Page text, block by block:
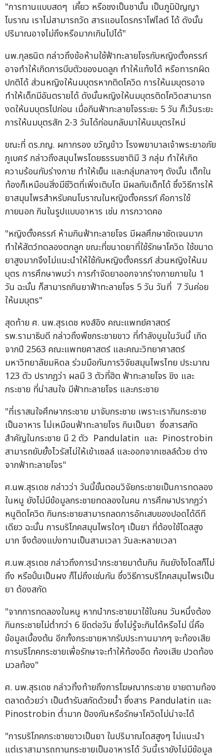
"การทานแบบสดๆ เคี้ยว หรือชงเป็นชานั้น เป็นภูมิปัญญา
โบราณ เราไม่สามารถวัด สารแอนโดรกราโฟไลด์ ได้ ดังนั้น
ปริมาณอาจไม่ถึงหรือมากเกินไปได้"
นพ.กุลธนิต กล่าวถึงข้อห้ามใช้ฟ้าทะลายโจรกับหญิงตั้งครรภ์
อาจทำให้เกิดการบีบตัวของมดลูก ทำให้แท้งได้ หรือทารกผิด
ปกติได้ ส่วนหญิงให้นมบุตรหากติดโควิด การให้นมบุตรอาจ
ทำให้เด็กมีอันตรายได้ ดังนั้นหญิงให้นมบุตรติดโควิดสามารถ
งดให้นมบุตรไปก่อน เมื่อกินฟ้าทะลายโจรระยะ 5 วัน ก็เว้นระยะ
การให้นมบุตรสัก 2-3 วันได้ก่อนกลับมาให้นมบุตรใหม่
ขณะที่ ดร.ภญ. ผกากรอง ขวัญข้าว โรงพยาบาลเจ้าพระยาอภัย
ภูเบศร์ กล่าวถึงสมุนไพรโดยธรรมชาติมี 3 กลุ่ม ทำให้เกิด
ความร้อนกับร่างกาย ทำให้เย็น และกลุ่มกลางๆ ดังนั้น เด็กใน
ท้องก็เหมือนสิ่งมีชีวิตที่เพิ่งเติบโต มีผลกับเด็กได้ ซึ่งวิธีการให้
ยาสมุนไพรสำหรับคนโบราณในหญิงตั้งครรภ์ คือการใช้
ภายนอก กินในรูปแบบอาหาร เช่น การกวาดคอ
"หญิงตั้งครรภ์ ห้ามกินฟ้าทะลายโจร มีผลศึกษาชัดเจนมาก
ทำให้สัตว์ทดลองตกลูก ขณะที่ขนาดยาที่ใช้รักษาโควิด ใช้ขนาด
ยาสูงมากจึงไม่แนะนำให้ใช้กับหญิงตั้งครรภ์ ส่วนหญิงให้นม
บุตร การศึกษาพบว่า การกำจัดยาออกจากร่างกายภายใน 1
วัน ฉะนั้น ก็สามารถกินยาฟ้าทะลายโจร 5 วัน วันที่ 7 วันค่อย
ให้นมบุตร"
สุดท้าย ศ. นพ.สุรเดช หงส์อิง คณะแพทย์ศาสตร์
รพ.รามาธิบดี กล่าวถึงพืชกระชายขาว ที่กำลังบูมในวันนี้ เกิด
จากปี 2563 คณะแพทยศาสตร์ และคณะวิทยาศาสตร์
มหาวิทยาลัยมหิดล ร่วมมือกันการวิจัยสมุนไพรไทย ประมาณ
123 ตัว ปรากฏว่า ผลมี 3 ตัวที่ฮิต ฟ้าทะลายโจร ขิง และ
กระชาย ที่น่าสนใจ มีฟ้าทะลายโจร และกระชาย
"ที่เราสนใจศึกษากระชาย มาจับกระชาย เพราะเรากินกระชาย
เป็นอาหาร ไม่เหมือนฟ้าทะลายโจร กินเป็นยา ซึ่งสารสกัด
สำคัญในกระชาย มี 2 ตัว Pandulatin และ Pinostrobin
สามารถยับยั้งไวรัสไม่ให้เข้าเซลล์ และออกจากเซลล์ด้วย ต่าง
จากฟ้าทะลายโจร"
ศ.นพ.สุรเดช กล่าวว่า วันนี้ขั้นตอนวิจัยกระชายเป็นการทดลอง
ในหนู ยังไม่มีข้อมูลกระชายทดลองในคน การศึกษาปรากฏว่า
หนูติดโควิด กินกระชายสามารถลดการอักเสบของปอดได้ดีที
เดียว ฉะนั้น การบริโภคสมุนไพรใดๆ เป็นยา ที่ต้องใช้โดสสูง
มาก จึงต้องแบ่งทานเป็นสามเวลา วันละหลายเวลา
ศ.นพ.สุรเดช กล่าวถึงการนำกระชายมาต้มกิน กินยังไงโดสก็ไม่
ถึง หรือปั่นเป็นผง ก็ไม่ถึงเช่นกัน ซึ่งวิธีการบริโภคสมุนไพรเป็น
ยา ต้องสกัด
"จากการทดลองในหนู หากนำกระชายมาใช้ในคน วันหนึ่งต้อง
กินกระชายไม่ต่ำกว่า 6 ขีดต่อวัน ซึ่งไม่รู้จะกินได้หรือไม่ นี่คือ
ข้อมูลเบื้องต้น อีกทั้งกระชายหากรับประทานมากๆ จะท้องเสีย
การบริโภคกระชายเพื่อรักษาจะทำให้ท้องอืด ท้องเสีย ปวดท้อง
มวลท้อง"
ศ. นพ.สุรเดช กล่าวทิ้งท้ายถึงการโฆษณากระชาย ขายตามท้อง
ตลาดด้วยว่า เป็นตำรับสกัดด้วยน้ำ ซึ่งสาร Pandulatin และ
Pinostrobin ต่ำมาก ป้องกันหรือรักษาโควิดไม่น่าจะได้
"การบริโภคกระชายขาวเป็นยา ในปริมาณโดสสูงๆ ไม่แนะนำ
แต่เราสามารถทานกระชายเป็นอาหารได้ วันนี้เรายังไม่มีข้อมูล